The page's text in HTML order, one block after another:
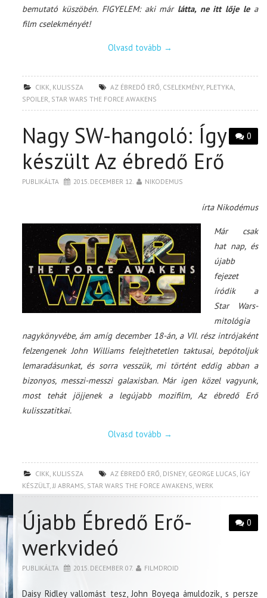
bemutató küszöbén. FIGYELEM: aki már látta, ne itt lője lea
film cselekményét!
Olvasd tovább →
CIKK KULISSZA AZ ÉBREDŐ ERŐ CSELEKMÉNY, PLETYKA
SPOILER STAR WARS THE FORCE AWAKENS
0
Nagy SW-hangoló: Így
készült Az ébredő Erő
PUBLIKÁLTA 2015. DECEMBER 12. NIKODEMUS
írta Nikodémus
Már csak
hat nap, és
újabb
fejezet
íródik a
Star Wars-
mitológia
nagykönyvébe, ám amíg december 18-án, a VII. rész intrójaként
felzengenek John Williams felejthetetlen taktusai, bepótoljuk
lemaradásunkat, és sorra vesszük, mi történt eddig abban a
bizonyos, messzi-messzi galaxisban. Már igen közel vagyunk,
most tehát jöjjenek a legújabb mozifilm, Az ébredő Erő
kulisszatitkai.
Olvasd tovább →
CIKK KULISSZA AZ ÉBREDŐ ERŐ DISNEY, GEORGE LUCAS ÍGY
KÉSZÜLT, JJ ABRAMS STAR WARS THE FORCE AWAKENS ,WERK
0
Újabb Ébredő Erő-
werkvideó
PUBLIKÁLTA 2015. DECEMBER 07. FILMDROID
Daisy Ridley vallomást tesz, John Boyega ámuldozik, s persze